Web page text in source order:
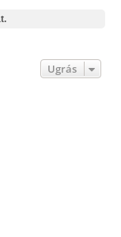
Ugrás